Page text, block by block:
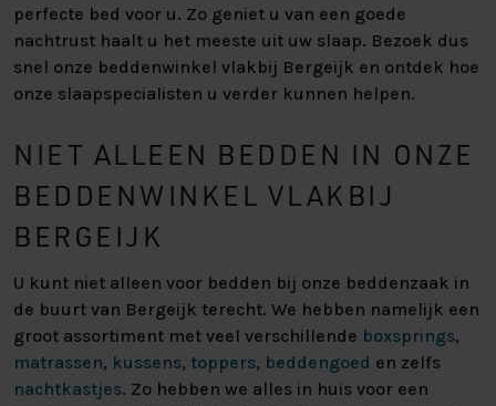
perfecte bed voor u. Zo geniet u van een goede
nachtrust haalt u het meeste uit uw slaap. Bezoek dus
snel onze beddenwinkel vlakbij Bergeijk en ontdek hoe
onze slaapspecialisten u verder kunnen helpen.
NIET ALLEEN BEDDEN IN ONZE
BEDDENWINKEL VLAKBIJ
BERGEIJK
U kunt niet alleen voor bedden bij onze beddenzaak in
de buurt van Bergeijk terecht. We hebben namelijk een
groot assortiment met veel verschillende boxsprings,
matrassen, kussens, toppers, beddengoed en zelfs
nachtkastjes. Zo hebben we alles in huis voor een